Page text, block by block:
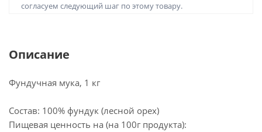
согласуем следующий шаг по этому товару.
Описание
Фундучная мука, 1 кг
Состав: 100% фундук (лесной орех)
Пищевая ценность на (на 100г продукта):